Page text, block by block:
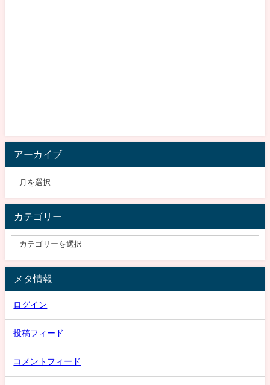
アーカイブ
カテゴリー
メタ情報
ログイン
投稿フィード
コメントフィード